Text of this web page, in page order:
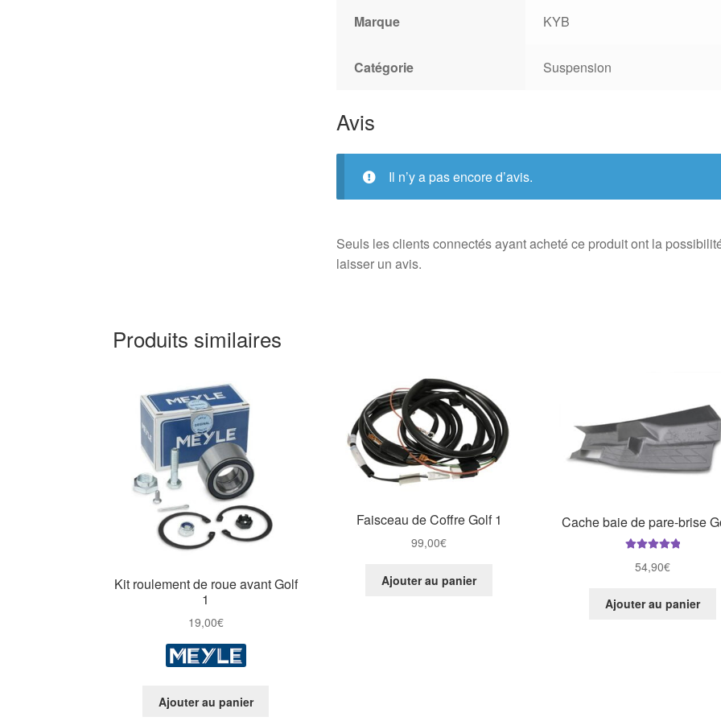
Marque KYB
Catégorie Suspension
Avis
Il n’y a pas encore d’avis.
Seuls les clients connectés ayant acheté ce produit ont la
laisser un avis.
Produits similaires
Kit roulement de roue avant Golf
1
19,00€
Ajouter au panier
Faisceau de Coffre Golf 1
99,00€
Ajouter au panier
Cache baie de pare-brise
5
54,90€
Ajouter au panier